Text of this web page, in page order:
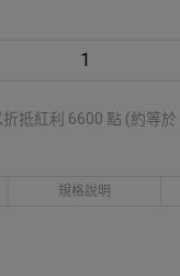
抵紅利 6600 點 (約等於
規格說明